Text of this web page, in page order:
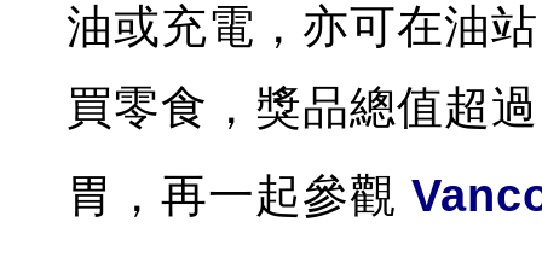
油或充電，亦可在油
買零食，獎品總值超過
胃，再一起參觀